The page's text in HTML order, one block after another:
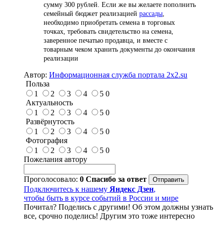
сумму 300 рублей. Если же вы желаете пополнить
семейный бюджет реализацией рассады
необходимо приобретать семена в торговых
точках, требовать свидетельство на семена,
заверенное печатью продавца, и вместе с
товарным чеком хранить документы до окончания
реализации
Автор: Информационная служба портала 2x2.su
Польза
1
2 3 4 5 0
Актуальность
1
2 3 4 5 0
Развёрнутость
1
2 3 4 5 0
Фотография
1
2 3 4 5 0
Пожелания автору
Проголосовало: 0 Спасибо за ответ
Подключитесь к нашему Яндекс Дзен,
чтобы быть в курсе событий в России и мире
Почитал? Поделись с другими! Об этом должны узнать
все, срочно поделись! Другим это тоже интересно